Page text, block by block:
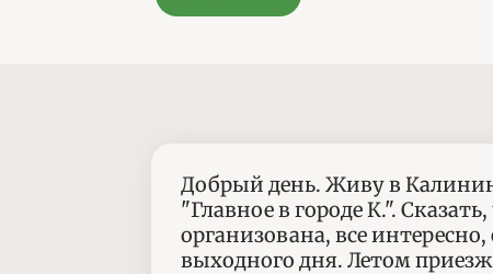
Добрый день. Живу в
"Главное в городе К.".
организована, все
выходного дня. Летом